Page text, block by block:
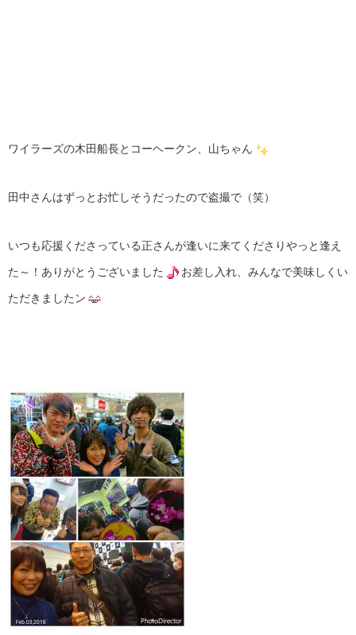
ワイラーズの木田船長とコーヘークン、山ちゃん
田中さんはずっとお忙しそうだったので盗撮で（笑）
いつも応援くださっている正さんが逢いに来てくださりやっと逢え
た～！ありがとうございました お差し入れ、みんなで美味しくい
ただきましたン